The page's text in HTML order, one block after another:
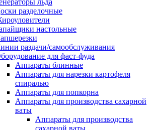
льда
разделочные
настольные
раздачи/самообслуживания
для фаст-фуда
Аппараты блинные
Аппараты для нарезки картофеля
спиралью
Аппараты для попкорна
Аппараты для производства сахарной
ваты
Аппараты для производства
сахарной ваты